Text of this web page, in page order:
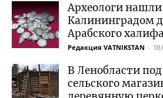
Археологи
Калининградом
Арабского
Редакция VATNIKSTAN -
В Ленобласти
сельского